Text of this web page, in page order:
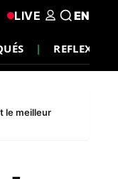
REFLEXION
LIVE EN
le meilleur